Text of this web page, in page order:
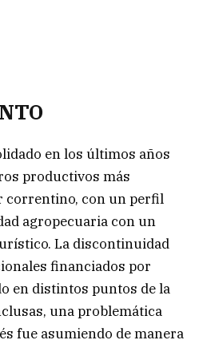
en los últimos años
productivos más
correntino, con un perfil
agropecuaria con un
La discontinuidad
financiados por
en distintos puntos de la
una problemática
fue asumiendo de manera